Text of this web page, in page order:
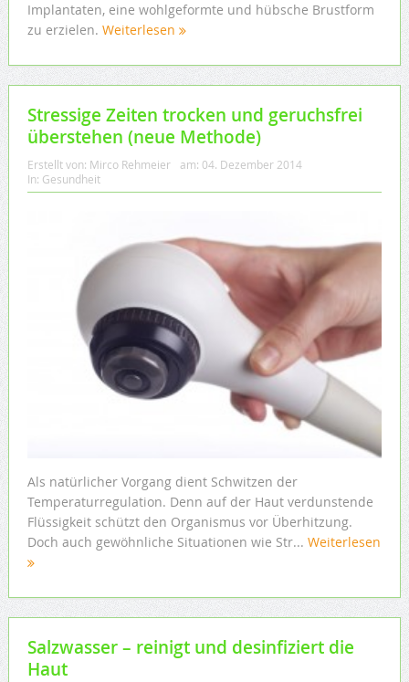
Implantaten, eine wohlgeformte und hübsche Brustform
zu erzielen. Weiterlesen
Stressige Zeiten trocken und geruchsfrei
überstehen (neue Methode)
Erstellt von: Mirco Rehmeier am: 04. Dezember 2014
In: Gesundheit
Als natürlicher Vorgang dient Schwitzen der
Temperaturregulation. Denn auf der Haut verdunstende
Flüssigkeit schützt den Organismus vor Überhitzung.
Doch auch gewöhnliche Situationen wie Str... Weiterlesen
Salzwasser – reinigt und desinfiziert die
Haut